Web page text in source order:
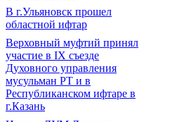
В г.Ульяновск прошел
областной ифтар
Верховный муфтий принял
участие в IХ съезде
Духовного управления
мусульман РТ и в
Республиканском ифтаре в
г.Казань